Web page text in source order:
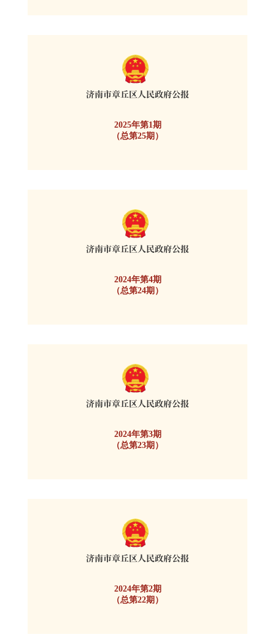
2025年第1期
（总第25期）
2024年第4期
（总第24期）
2024年第3期
（总第23期）
2024年第2期
（总第22期）